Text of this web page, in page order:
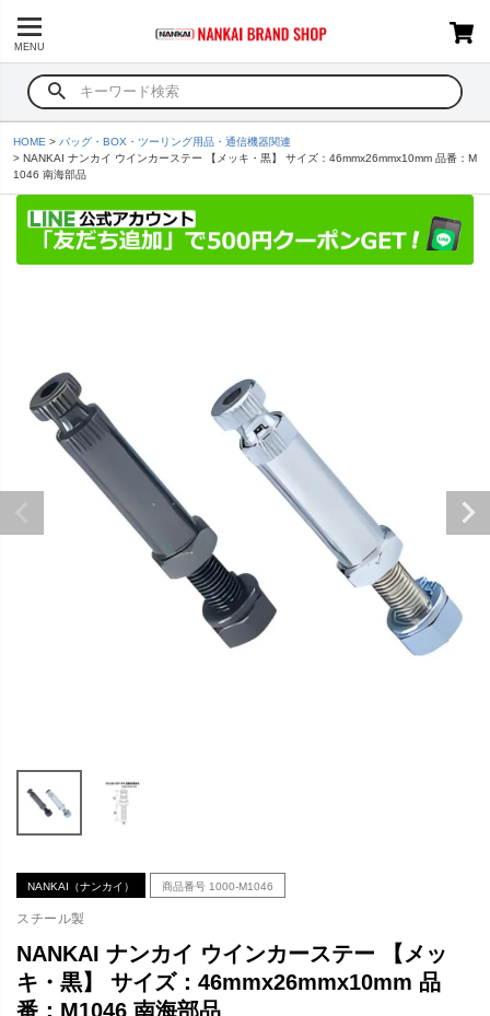
MENU
HOME
バッグ・BOX・ツーリング用品・通信機器関連
NANKAI ナンカイ ウインカーステー 【メッキ・黒】 サイズ：46mmx26mmx10mm 品番：M
1046 南海部品
NANKAI（ナンカイ） 商品番号 1000-M1046
スチール製
NANKAI ナンカイ ウインカーステー 【メッ
キ・黒】 サイズ：46mmx26mmx10mm 品
番：M1046 南海部品